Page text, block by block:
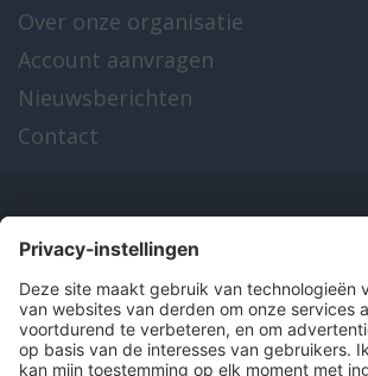
Over onze organisatie
Account aanvragen
Nieuwsberichten
Contact
Onze producten
en diensten
Over Hitma
Algemene voorwaarden